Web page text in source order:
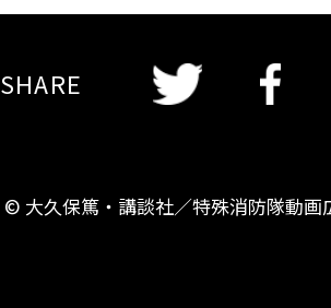
SHARE Twitter
© 大久保篤・講談社／特殊消防隊動画